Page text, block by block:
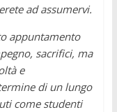
ad assumervi.
appuntamento
sacrifici, ma
e
di un lungo
come studenti